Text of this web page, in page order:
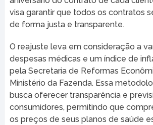
visa garantir que todos os contratos
de forma justa e transparente.
O reajuste leva em consideração a
despesas médicas e um índice de
pela Secretaria de Reformas
Ministério da Fazenda. Essa
busca oferecer transparência e
consumidores, permitindo que
os preços de seus planos de saúde